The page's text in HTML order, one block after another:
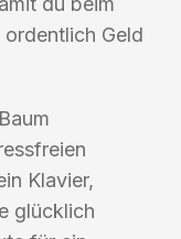
Geld
Klavier,
glücklich